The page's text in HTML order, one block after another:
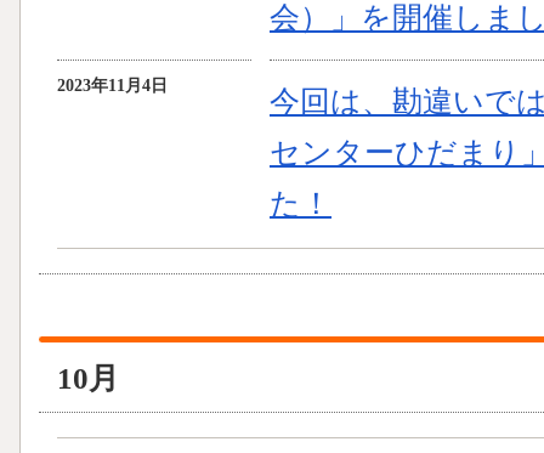
会）」を開催しま
2023年11月4日
今回は、勘違いで
センターひだまり
た！
10月